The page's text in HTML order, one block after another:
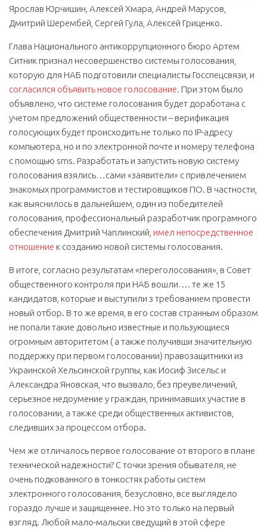
Ярослав Юрчишин, Алексей Хмара, Андрей Марусов,
Дмитрий Шерембей, Сергей Гула, Алексей Гриценко.
Глава Национального антикоррупционного бюро Артем
Ситник признал несовершенство системы голосования,
которую для НАБ подготовили специалисты Госспецсвязи, и
согласился объявить новое голосование. При этом было
объявлено, что системe голосования будет доработана с
учетом предложений общественности – верификация
голосующих будет происходить не только по IP-адресу
компьютера, но и по электронной почте и номеру телефона
с помощью sms. Разработать и запустить новую систему
голосования взялись…сами «заявители» с привлечением
знакомых программистов и тестировщиков ПО. В частности,
как выяснилось в дальнейшем, один из победителей
голосования, профессиональный разработчик програмного
обеспечения Дмитрий Чаплинский, имел непосредственное
отношение к созданию новой системы голосования.
В итоге, согласно результатам «переголосования», в Совет
общественного контроля при НАБ вошли…. те же 15
кандидатов, которые и выступили з требованием провести
новый отбор. В то же время, в его состав странным образом
не попали такие довольно известные и пользующиеся
огромным авторитетом ( а также получивши значительную
поддержку при первом голосовании) правозащитники из
Украинской Хельсинской группы, как Иосиф Зисельс и
Александра Яновская, что вызвало, без преувеличений,
серьезное недоумение у граждан, принимавших участие в
голосовании, а также среди общественных активистов,
следивших за процессом отбора.
Чем же отличалось первое голосование от второго в плане
технической надежности? С точки зрения обывателя, не
очень подкованного в тонкостях работы систем
электронного голосования, безусловно, все выглядело
гораздо лучше и защищеннее. Но это только на первый
взгляд. Любой мало-мальски сведущий в этой сфере